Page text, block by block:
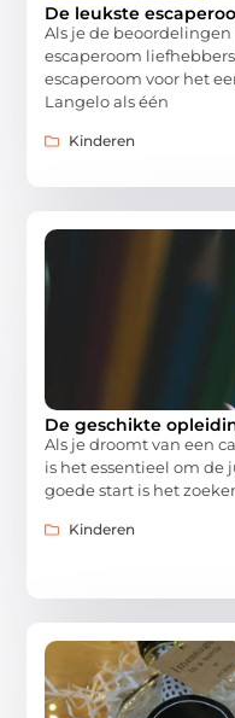
De leukste
Als je de
escaperoom
escaperoom voor het
Langelo als één
Kinderen
De geschikte
Als je droomt van een
is het essentieel om de
goede start is het
Kinderen